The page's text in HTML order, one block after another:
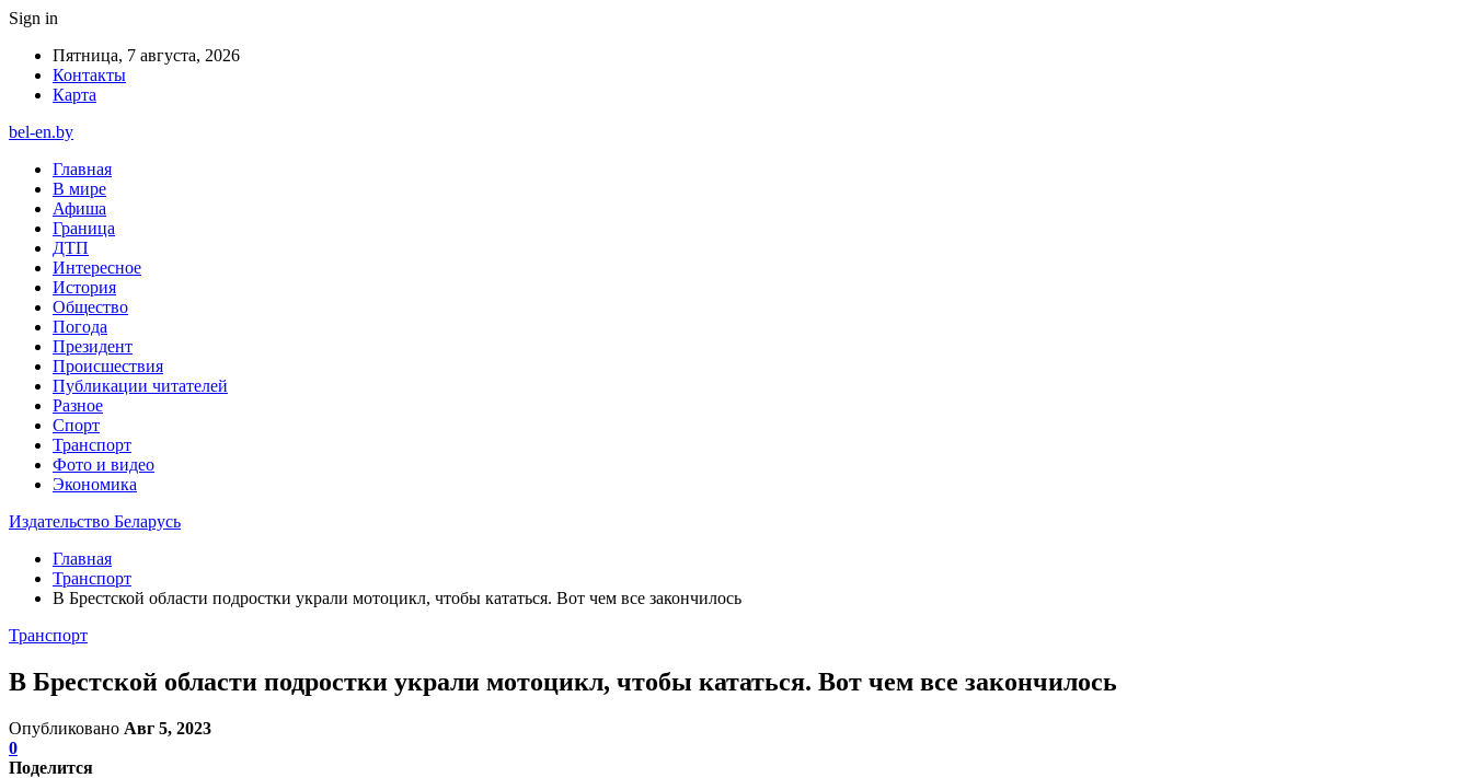
Sign in
Пятница, 7 августа, 2026
Контакты
Карта
bel-en.by
Главная
В мире
Афиша
Граница
ДТП
Интересное
История
Общество
Погода
Президент
Происшествия
Публикации читателей
Разное
Спорт
Транспорт
Фото и видео
Экономика
Издательство Беларусь
Главная
Транспорт
В Брестской области подростки украли мотоцикл, чтобы кататься. Вот чем все закончилось
Транспорт
В Брестской области подростки украли мотоцикл, чтобы кататься. Вот чем все закончилось
Опубликовано Авг 5, 2023
0
Поделится